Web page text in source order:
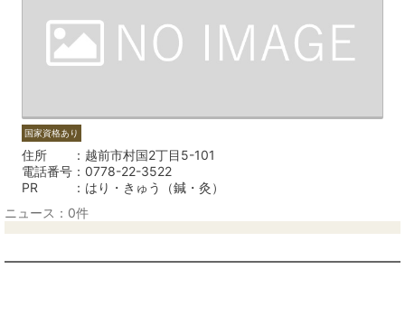
国家資格あり
住所
越前市村国2丁目5-101
電話番号
0778-22-3522
PR
はり・きゅう（鍼・灸）
ニュース：0件